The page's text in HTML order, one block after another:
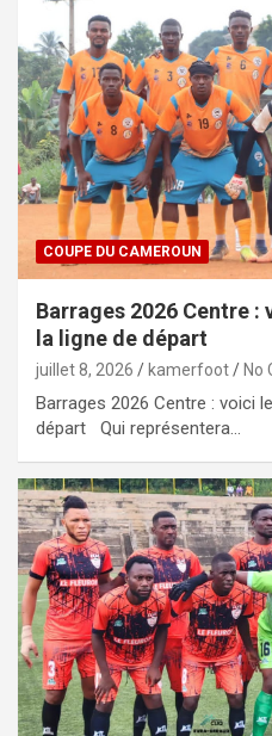
COUPE DU CAMEROUN
Barrages 2026 Centre
la ligne de départ
juillet 8, 2026 kamerfoot No
Barrages 2026 Centre : voici
départ Qui représentera…